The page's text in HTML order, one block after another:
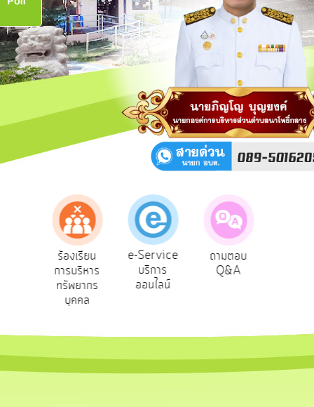
การ
เปิด
เผย
ข้อมูล
สาธารณะ
OIT
กิจการ
สภา
บริการ
Service
ความ
รู้
e-Service
บริการ
ออนไลน์
ถามตอบ
Q&A
สำรวจ
ความพึง